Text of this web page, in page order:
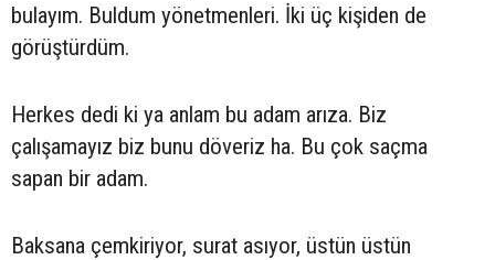
bulayım. Buldum yönetmenleri. İki üç kişiden de
görüştürdüm.
Herkes dedi ki ya anlam bu adam arıza. Biz
çalışamayız biz bunu döveriz ha. Bu çok saçma
sapan bir adam.
Baksana çemkiriyor, surat asıyor, üstün üstün